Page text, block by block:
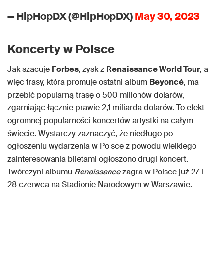
— HipHopDX (@HipHopDX)May 30, 2023
Koncerty w Polsce
Jak szacuje Forbes, zysk z Renaissance World Tour, a
więc trasy, która promuje ostatni album Beyoncé, ma
przebić popularną trasę o 500 milionów dolarów,
zgarniając łącznie prawie 2,1 miliarda dolarów. To efekt
ogromnej popularności koncertów artystki na całym
świecie. Wystarczy zaznaczyć, że niedługo po
ogłoszeniu wydarzenia w Polsce z powodu wielkiego
zainteresowania biletami ogłoszono drugi koncert.
Twórczyni albumu Renaissancezagra w Polsce już 27 i
28 czerwca na Stadionie Narodowym w Warszawie.